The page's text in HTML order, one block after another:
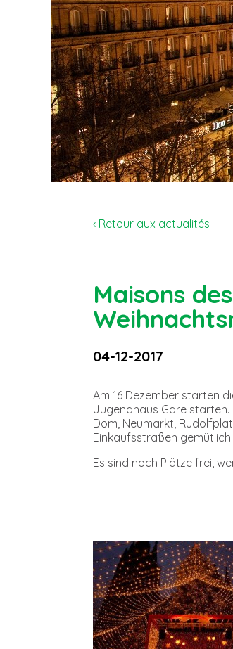
‹ Retour aux actualités
Maisons
04-12-2017
Am 16 Dezember starten
Jugendhaus Gare
Dom, Neumarkt,
Einkaufsstraßen
Es sind noch Plätze frei,